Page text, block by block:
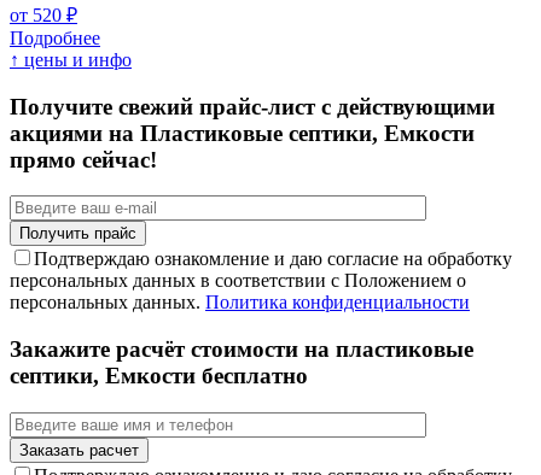
от 520 ₽
Подробнее
↑ цены и инфо
Получите свежий прайс-лист с действующими
акциями на Пластиковые септики, Емкости
прямо сейчас!
Подтверждаю ознакомление и даю согласие на обработку
персональных данных в соответствии с Положением о
персональных данных. Политика конфиденциальности
Закажите расчёт стоимости на пластиковые
септики, Емкости бесплатно